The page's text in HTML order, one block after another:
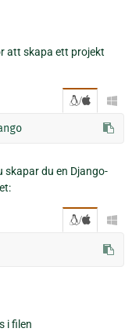
att skapa ett projekt
/ 
du en Django-
/ 
i filen